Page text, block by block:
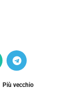
Più vecchio